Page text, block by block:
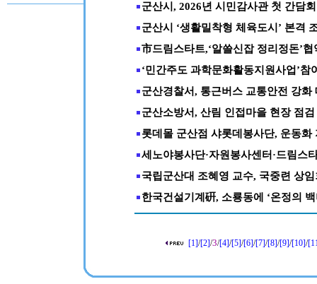
군산시, 2026년 시민감사관 첫 간담회
군산시 ‘생활밀착형 체육도시’ 본격
市드림스타트,‘알쓸신잡 정리정돈’협
‘민간주도 과학문화활동지원사업’참
군산경찰서, 통근버스 교통안전 강화
군산소방서, 산림 인접마을 현장 점검
롯데몰 군산점 샤롯데봉사단, 운동화
세노야봉사단·자원봉사센터·드림스
국립군산대 조혜영 교수, 국중련 상
한국건설기계硏, 소룡동에 ‘온정의 백
[1]/[2]/3/[4]/[5]/[6]/[7]/[8]/[9]/[10]/